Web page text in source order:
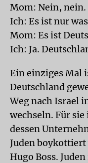
Mom: Nein, nein.
Ich: Es ist nur
Mom: Es ist
Ich: Ja.
Ein einziges Mal
Deutschland
Weg nach Israel
wechseln. Für
dessen
Juden
Hugo Boss.